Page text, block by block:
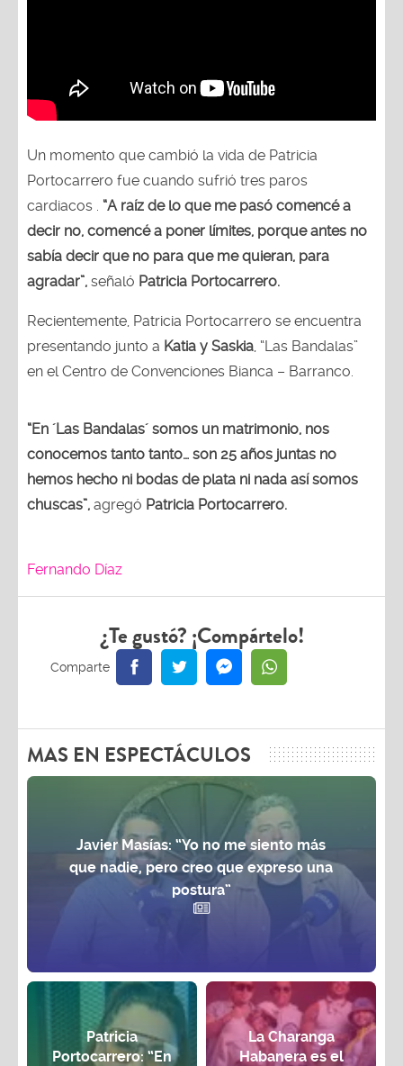
Un momento que cambió la vida de Patricia
Portocarrero fue cuando sufrió tres paros
cardiacos . “A raíz de lo que me pasó comencé a
decir no, comencé a poner límites, porque antes no
sabía decir que no para que me quieran, para
agradar”, señaló Patricia Portocarrero.
Recientemente, Patricia Portocarrero se encuentra
presentando junto a Katia y Saskia, “Las Bandalas”
en el Centro de Convenciones Bianca – Barranco.
“En ´Las Bandalas´ somos un matrimonio, nos
conocemos tanto tanto… son 25 años juntas no
hemos hecho ni bodas de plata ni nada así somos
chuscas”, agregó Patricia Portocarrero.
Fernando Díaz
¿Te gustó? ¡Compártelo!
MAS EN ESPECTÁCULOS
Javier Masías: “Yo no me siento más
que nadie, pero creo que expreso una
postura”
Patricia
Portocarrero: “En
La Charanga
Habanera es el